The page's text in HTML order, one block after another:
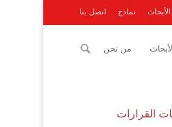
نماذج اتصل بنا
من نحن
القرارات